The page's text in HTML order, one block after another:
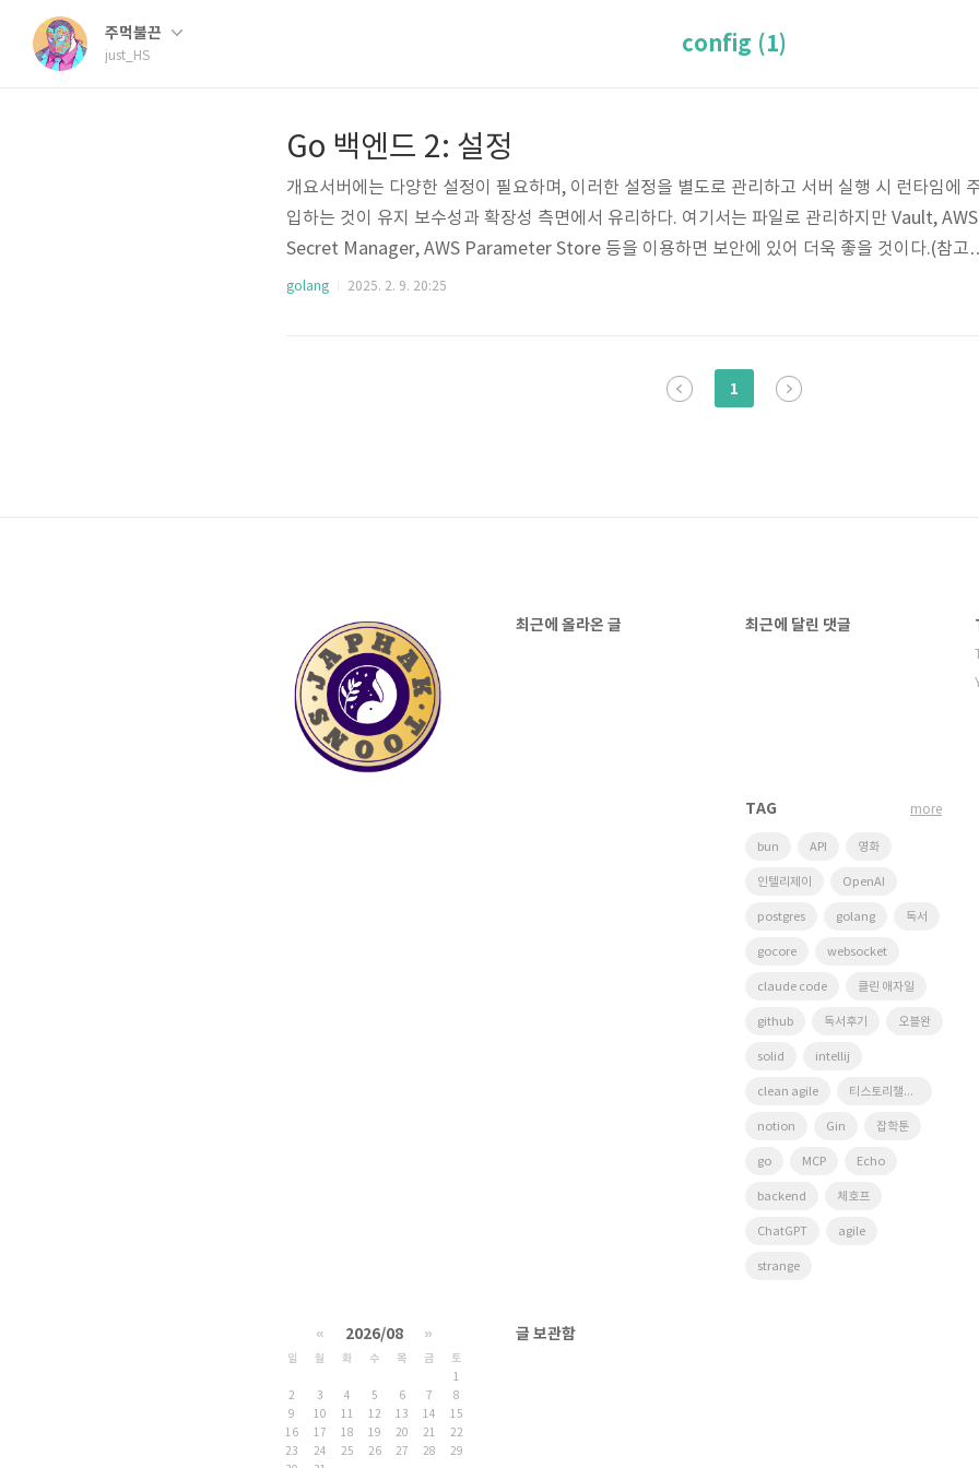
주먹불끈
just_HS config (1)
Go 백엔드 2: 설정
개요서버에는 다양한 설정이 필요하며, 이러한 설정을 별도로 관리하고 서버 실행 시 런타임에
입하는 것이 유지 보수성과 확장성 측면에서 유리하다. 여기서는 파일로 관리하지만 Vault, AWS
Secret Manager, AWS Parameter Store 등을 이용하면 보안에 있어 더욱 좋을 것이다.(참고)
앞선 글의 코드를 누적하고 싶었지만, 오류와 개선 사항이 있어 전면적으로 수정했다. 양해를 구한
프로젝트 구조설정과 관련한 프로젝트의 주요 디렉토리와 파일 구조는 다음과 ..
golang 2025. 2. 9. 20:25
1
최근에 올라온 글 최근에 달린 댓글
TAG
bun API 영화
인텔리제이 OpenAI
postgres golang 독서
gocore websocket
claude code 클린 애자일
github 독서후기 오블완
solid intellij
clean agile 티스토리챌린지
notion Gin 잡학툰
go MCP Echo
backend 체호프
ChatGPT agile
strange
more
« 2026/08 »
일 월 화 수 목 금
토
1
2
3 4 5 6 7
8
9
10 11 12 13 14
15
16
17 18 19 20 21
22
23
24 25 26 27 28
29
글 보관함